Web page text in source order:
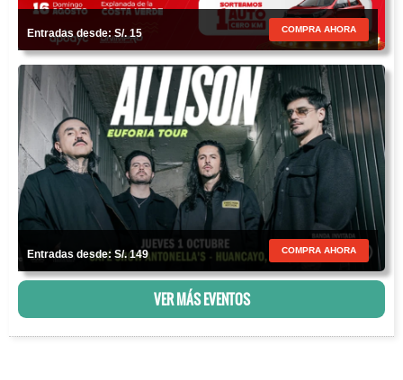
Entradas desde: S/. 15 COMPRA AHORA
Entradas desde: S/. 149 COMPRA AHORA
VER MÁS EVENTOS